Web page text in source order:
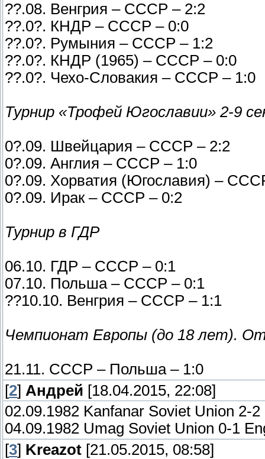
??.08. Венгрия – СССР – 2:2
??.0?. КНДР – СССР – 0:0
??.0?. Румыния – СССР – 1:2
??.0?. КНДР (1965) – СССР – 0:0
??.0?. Чехо-Словакия – СССР – 1:0
Турнир «Трофей Югославии» 2-9
0?.09. Швейцария – СССР – 2:2
0?.09. Англия – СССР – 1:0
0?.09. Хорватия (Югославия) –
0?.09. Ирак – СССР – 0:2
Турнир в ГДР
06.10. ГДР – СССР – 0:1
07.10. Польша – СССР – 0:1
??10.10. Венгрия – СССР – 1:1
Чемпионат Европы (до 18 лет).
21.11. СССР – Польша – 1:0
[2] Андрей [18.04.2015, 22:08]
02.09.1982 Kanfanar Soviet Union 2-
04.09.1982 Umag Soviet Union 0-1
[3] Kreazot [21.05.2015, 08:58]